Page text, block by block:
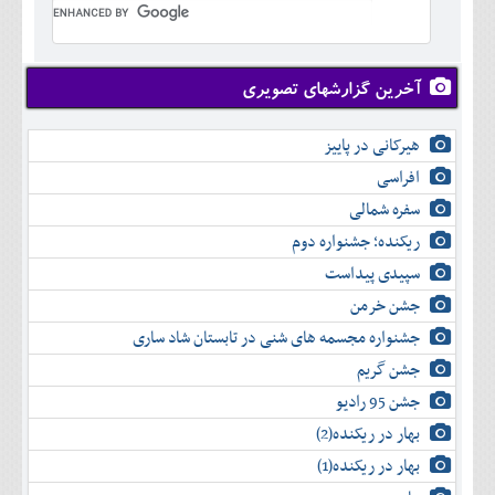
دی
بهمن
اسفند
آبان
آذر
دی
بهمن
اسفند
شهريور
مهر
آبان
آذر
دی
بهمن
اسفند
تير
مرداد
شهريور
مهر
آبان
آذر
دی
بهمن
اسفند
آخرین گزارشهای تصویری
هیرکانی در پاییز
افراسی
سفره شمالی
ریکنده؛ جشنواره دوم
سپیدی پیداست
جشن خرمن
جشنواره مجسمه های شنی در تابستان شاد ساری
جشن گریم
جشن 95 رادیو
بهار در ریکنده(2)
بهار در ریکنده(1)